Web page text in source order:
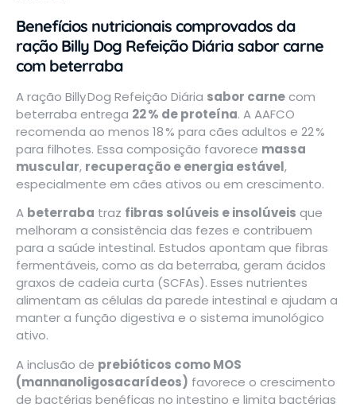
Benefícios nutricionais comprovados da
ração Billy Dog Refeição Diária sabor carne
com beterraba
A ração Billy Dog Refeição Diária sabor carnecom
beterraba entrega 22 % de proteína. A AAFCO
recomenda ao menos 18 % para cães adultos e 22 %
para filhotes. Essa composição favorece massa
muscular, recuperação e energia estável,
especialmente em cães ativos ou em crescimento.
A beterraba traz fibras solúveis e insolúveis que
melhoram a consistência das fezes e contribuem
para a saúde intestinal. Estudos apontam que fibras
fermentáveis, como as da beterraba, geram ácidos
graxos de cadeia curta (SCFAs). Esses nutrientes
alimentam as células da parede intestinal e ajudam a
manter a função digestiva e o sistema imunológico
ativo.
A inclusão de prebióticos como MOS
(mannanoligosacarídeos) favorece o crescimento
de bactérias benéficas no intestino e limita bactérias